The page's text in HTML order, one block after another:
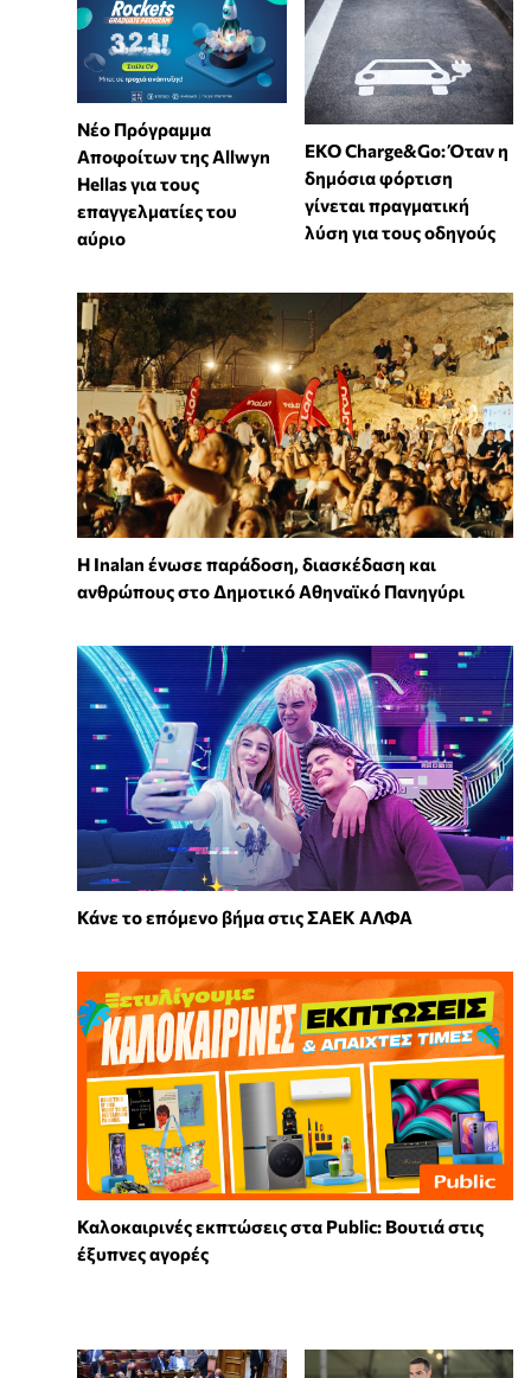
Νέο Πρόγραμμα
Αποφοίτων της Allwyn
Hellas για τους
επαγγελματίες του
αύριο
EKO Charge&Go: Όταν η
δημόσια φόρτιση
γίνεται πραγματική
λύση για τους οδηγούς
Η Inalan ένωσε παράδοση, διασκέδαση και
ανθρώπους στο Δημοτικό Αθηναϊκό Πανηγύρι
Κάνε το επόμενο βήμα στις ΣΑΕΚ ΑΛΦΑ
Καλοκαιρινές εκπτώσεις στα Public: Βουτιά στις
έξυπνες αγορές